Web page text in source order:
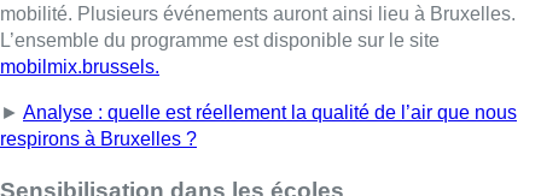
mobilité. Plusieurs événements auront ainsi lieu à Bruxelles.
L’ensemble du programme est disponible sur le site
mobilmix.brussels.
► Analyse : quelle est réellement la qualité de l’air que nous
respirons à Bruxelles ?
Sensibilisation dans les écoles